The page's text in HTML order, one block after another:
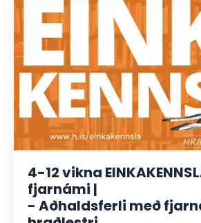
4-12 vikna
fjarnámi |
- Aðhaldsferli með